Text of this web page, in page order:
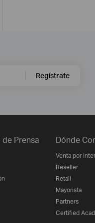
Regístrate
Prensa Dónde
Venta por
Reseller
Retail
Mayorista
Partners
Certified